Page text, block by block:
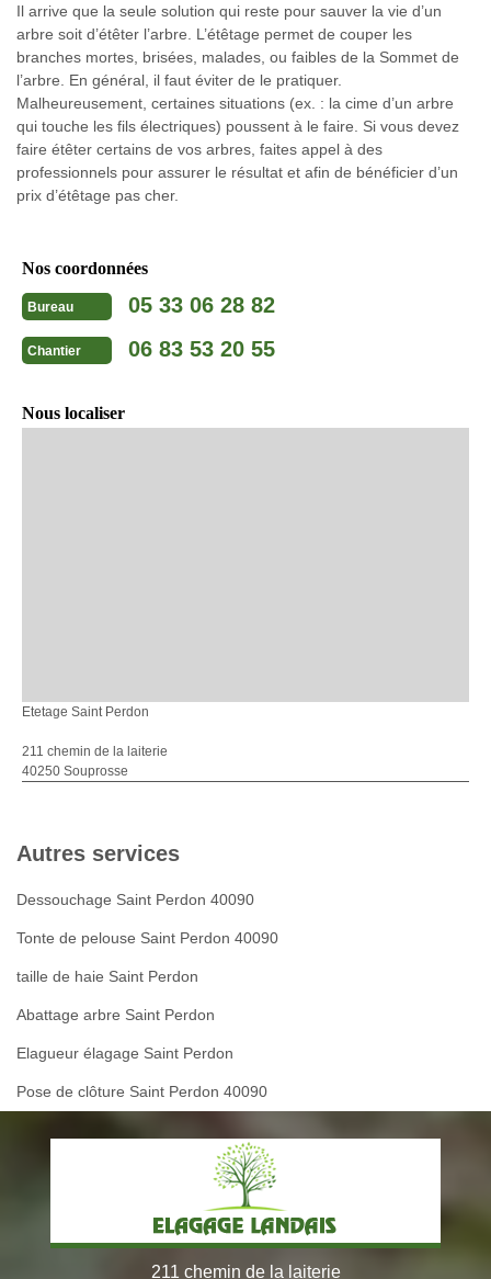
Il arrive que la seule solution qui reste pour sauver la vie d’un
arbre soit d’étêter l’arbre. L’étêtage permet de couper les
branches mortes, brisées, malades, ou faibles de la Sommet de
l’arbre. En général, il faut éviter de le pratiquer.
Malheureusement, certaines situations (ex. : la cime d’un arbre
qui touche les fils électriques) poussent à le faire. Si vous devez
faire étêter certains de vos arbres, faites appel à des
professionnels pour assurer le résultat et afin de bénéficier d’un
prix d’étêtage pas cher.
Nos coordonnées
Bureau 05 33 06 28 82
Chantier 06 83 53 20 55
Nous localiser
Etetage Saint Perdon
211 chemin de la laiterie
40250 Souprosse
Autres services
Dessouchage Saint Perdon 40090
Tonte de pelouse Saint Perdon 40090
taille de haie Saint Perdon
Abattage arbre Saint Perdon
Elagueur élagage Saint Perdon
Pose de clôture Saint Perdon 40090
211 chemin de la laiterie